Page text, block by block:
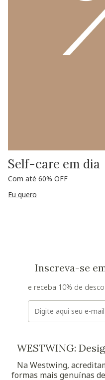
Self-care em dia
Com até 60% OFF
Eu quero
Inscreva-se
e receba 10% de
E-mail
WESTWING:
Na Westwing,
formas mais genuínas